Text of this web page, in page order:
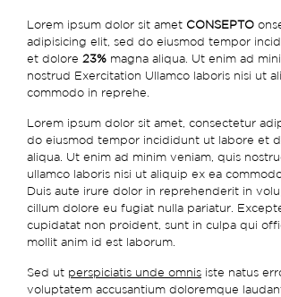
Lorem ipsum dolor sit amet CONSEPTO
adipisicing elit, sed do eiusmod tempor
et dolore 23% magna aliqua. Ut enim ad
nostrud Exercitation Ullamco laboris nisi ut
commodo in reprehe.
Lorem ipsum dolor sit amet, consectetur
do eiusmod tempor incididunt ut labore et
aliqua. Ut enim ad minim veniam, quis
ullamco laboris nisi ut aliquip ex ea
Duis aute irure dolor in reprehenderit in
cillum dolore eu fugiat nulla pariatur.
cupidatat non proident, sunt in culpa qui
mollit anim id est laborum.
Sed ut perspiciatis unde omnis iste natus
voluptatem accusantium doloremque